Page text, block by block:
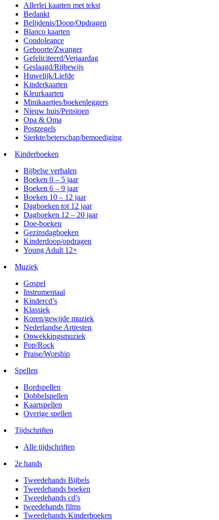
Allerlei kaarten met tekst
Bedankt
Belijdenis/Doop/Opdragen
Blanco kaarten
Condoleance
Geboorte/Zwanger
Gefeliciteerd/Verjaardag
Geslaagd/Rijbewijs
Huwelijk/Liefde
Kinderkaarten
Kleurkaarten
Minikaartjes/boekenleggers
Nieuw huis/Pensioen
Opa & Oma
Postzegels
Sterkte/beterschap/bemoediging
Kinderboeken
Bijbelse verhalen
Boeken 0 – 5 jaar
Boeken 6 – 9 jaar
Boeken 10 – 12 jaar
Dagboeken tot 12 jaar
Dagboeken 12 – 20 jaar
Doe-boeken
Gezinsdagboeken
Kinderdoop/opdragen
Young Adult 12+
Muziek
Gospel
Instrumentaal
Kindercd’s
Klassiek
Koren/gewijde muziek
Nederlandse Artiesten
Opwekkingsmuziek
Pop/Rock
Praise/Worship
Spellen
Bordspellen
Dobbelspellen
Kaartspellen
Overige spellen
Tijdschriften
Alle tijdschriften
2e hands
Tweedehands Bijbels
Tweedehands boeken
Tweedehands cd’s
tweedehands films
Tweedehands Kinderboeken